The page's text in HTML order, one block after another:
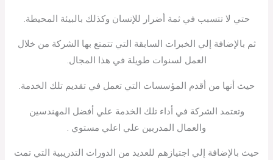
حتي لا تتسبب في ثمة أضرار للإنسان وكذلك بالبيئة المحيطة.
ثم بالإضافة إلي الخبرات السابقة التي تتمتع بها الشركة من خلال
العمل لسنوات طويلة في هذا المجال.
حيث أنها من أقدم المؤسسات التي تعمل في تقديم تلك الخدمة.
وتعتمد الشركة في أداء تلك الخدمة علي أفضل المهندسين
والعمال المدربين علي اعلي مستوي .
حيث بالإضافة إلي اجتيازهم للعديد من الدورات التدريبية التي تمت